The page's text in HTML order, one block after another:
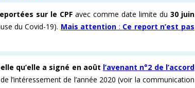
sur le CPF avec comme date limite du 30 juin
du Covid-19). Mais attention : Ce report n’est pas
qu’elle a signé en août l’avenant n°2 de l’accord
l’intéressement de l’année 2020 (voir la communication